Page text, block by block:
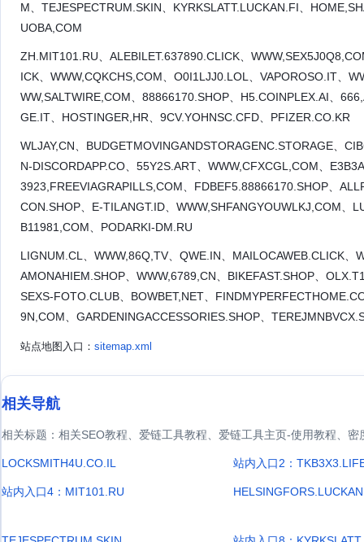
M、TEJESPECTRUM.SKIN、KYRKSLATT.LUCKAN.FI、
UOBA,COM
ZH.MIT101.RU、ALEBILET.637890.CLICK、
ICK、WWW,CQKCHS,COM、O0I1LJJ0.LOL、VAPOROSO.IT、
WW,SALTWIRE,COM、88866170.SHOP、H5.COINPLEX.AI、
GE.IT、HOSTINGER,HR、9CV.YOHNSC.CFD、PFIZER.CO.KR
WLJAY,CN、BUDGETMOVINGANDSTORAGENC.STORAGE、
N-DISCORDAPP.CO、55Y2S.ART、WWW,CFXCGL,COM、
3923,FREEVIAGRAPILLS,COM、FDBEF5.88866170.SHOP、
CON.SHOP、E-TILANGT.ID、WWW,SHFANGYOUWLKJ,COM、
B11981,COM、PODARKI-DM.RU
LIGNUM.CL、WWW,86Q,TV、QWE.IN、MAILOCAWEB.CLICK
AMONAHIEM.SHOP、WWW,6789,CN、BIKEFAST.SHOP、
SEXS-FOTO.CLUB、BOWBET,NET、
9N,COM、GARDENINGACCESSORIES.SHOP、
站点地图入口： sitemap.xml
相关导航
相关标题：相关SEO教程、爱链工具教程、爱链工具主页-使用教程、密
LOCKSMITH4U.CO.IL 站内入口2：
站内入口4：MIT101.RU